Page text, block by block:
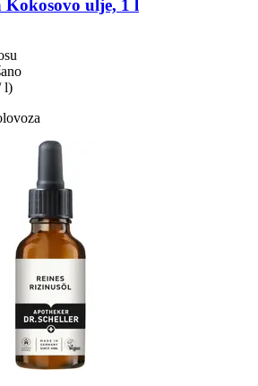
Kokosovo ulje, 1 l
l)